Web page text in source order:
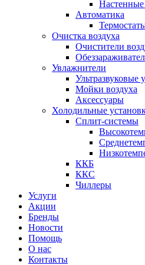
Настенные
Автоматика
Очистка воздуха
Очистители
Увлажнители
Ультразвуковые
Мойки воздуха
Аксессуары
Холодильные
Сплит-системы
ККБ
ККС
Чиллеры
Услуги
Акции
Бренды
Новости
Помощь
О нас
Контакты